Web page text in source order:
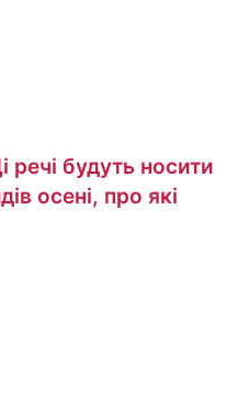
речі будуть носити
осені, про які